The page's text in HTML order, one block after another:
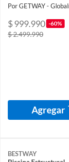
Por GETWAY -
$ 999.990 -60%
$ 2.499.990
Agregar
BESTWAY